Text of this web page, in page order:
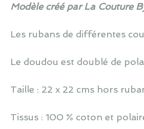
Modèle créé par La Couture
Les rubans de différentes
Le doudou est doublé de
Taille : 22 x 22 cms hors
Tissus : 100 % coton et